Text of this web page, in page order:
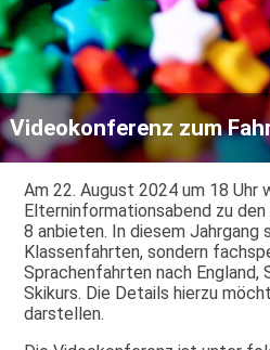
Videokonferenz zum
Am 22. August 2024 um 18 Uhr
Elterninformationsabend zu
8 anbieten. In diesem Jahrgang
Klassenfahrten, sondern
Sprachenfahrten nach England,
Skikurs. Die Details hierzu
darstellen.